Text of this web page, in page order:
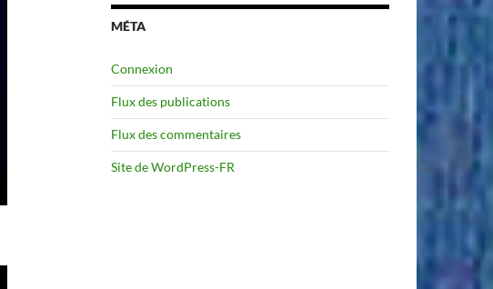
MÉTA
Connexion
Flux des publications
Flux des commentaires
Site de WordPress-FR